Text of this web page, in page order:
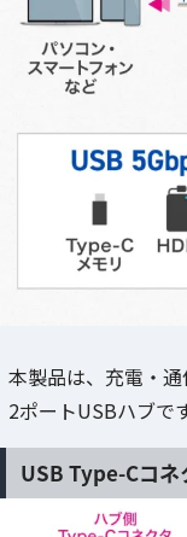
本製品は、充電・
2ポートUSBハブです
USB Type-Cコネ